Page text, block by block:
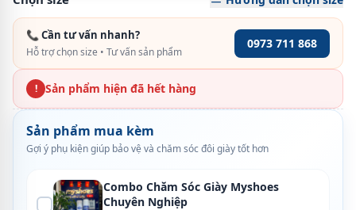
📞 Cần tư vấn nhanh?
Hỗ trợ chọn size • Tư vấn sản phẩm
0973 711 868
! Sản phẩm hiện đã hết hàng
Sản phẩm mua kèm
Gợi ý phụ kiện giúp bảo vệ và chăm sóc đôi giày tốt hơn
Combo Chăm Sóc Giày Myshoes
Chuyên Nghiệp